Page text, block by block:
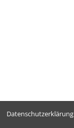
Datenschutzerklärung